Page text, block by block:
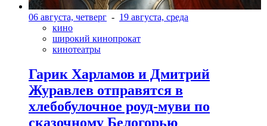
06 августа, четверг - 19 августа, среда
кино
широкий кинопрокат
кинотеатры
Гарик Харламов и Дмитрий
Журавлев отправятся в
хлебобулочное роуд-муви по
сказочному Белогорью